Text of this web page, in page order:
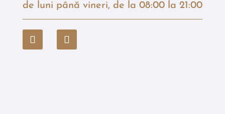
de luni până vineri, de la 08:00 la 21:00